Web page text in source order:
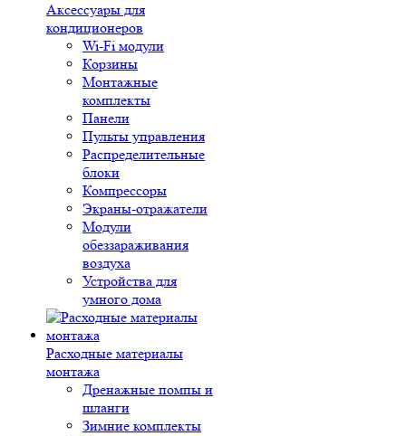
Аксессуары для
кондиционеров
Wi-Fi модули
Корзины
Монтажные
комплекты
Панели
Пульты управления
Распределительные
блоки
Компрессоры
Экраны-отражатели
Модули
обеззараживания
воздуха
Устройства для
умного дома
Расходные материалы
монтажа
Дренажные помпы и
шланги
Зимние комплекты